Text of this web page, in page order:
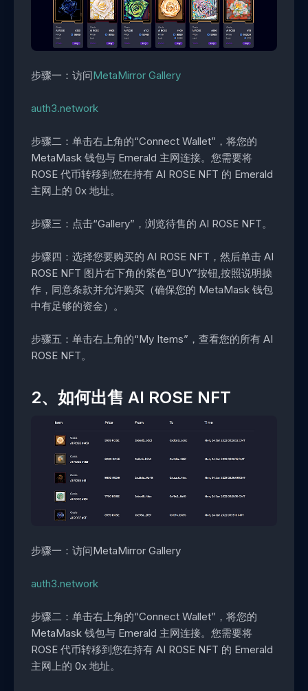
步骤一：访问MetaMirror Gallery
auth3.network
步骤二：单击右上角的“Connect Wallet”，将您的
MetaMask 钱包与 Emerald 主网连接。您需要将
ROSE 代币转移到您在持有 AI ROSE NFT 的 Emerald
主网上的 0x 地址。
步骤三：点击“Gallery”，浏览待售的 AI ROSE NFT。
步骤四：选择您要购买的 AI ROSE NFT，然后单击 AI
ROSE NFT 图片右下角的紫色“BUY”按钮,按照说明操
作，同意条款并允许购买（确保您的 MetaMask 钱包
中有足够的资金）。
步骤五：单击右上角的“My Items”，查看您的所有 AI
ROSE NFT。
2、如何出售 AI ROSE NFT
步骤一：访问MetaMirror Gallery
auth3.network
步骤二：单击右上角的“Connect Wallet”，将您的
MetaMask 钱包与 Emerald 主网连接。您需要将
ROSE 代币转移到您在持有 AI ROSE NFT 的 Emerald
主网上的 0x 地址。